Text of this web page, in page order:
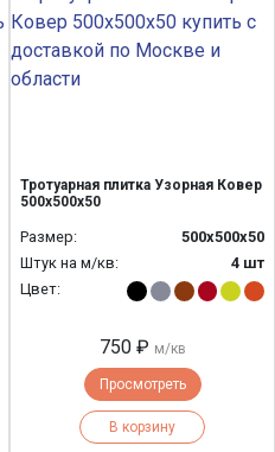
Тротуарная плитка Узорная Ковер
500х500х50
Размер:
500х500х50
Штук на м/кв:
4 шт
Цвет:
750 ₽ м/кв
Просмотреть
В корзину